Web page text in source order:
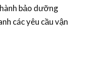
bảo dưỡng
các yêu cầu vận